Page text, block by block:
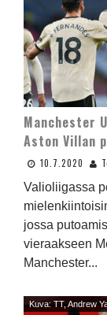
Manchester
Aston Villan
10.7.2020
Valioliigassa
jossa
vieraakseen
Manchester...
Kuva: TT, Andrew